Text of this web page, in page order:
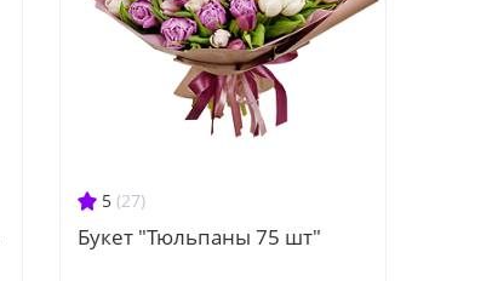
5 (27)
Букет "Тюльпаны 75 шт"